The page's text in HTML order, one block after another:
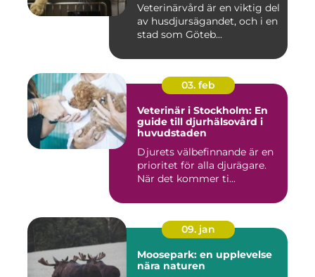
Veterinärvård är en viktig del
av husdjursägandet, och i en
stad som Göteb...
03. feb
Veterinär i Stockholm: En
guide till djurhälsovård i
huvudstaden
Djurets välbefinnande är en
prioritet för alla djurägare.
När det kommer ti...
09. jan
Moosepark: en upplevelse
nära naturen